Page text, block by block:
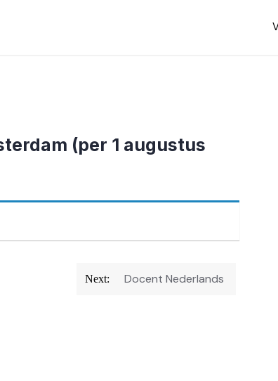
(per 1 augustus
Next: Docent Nederlands